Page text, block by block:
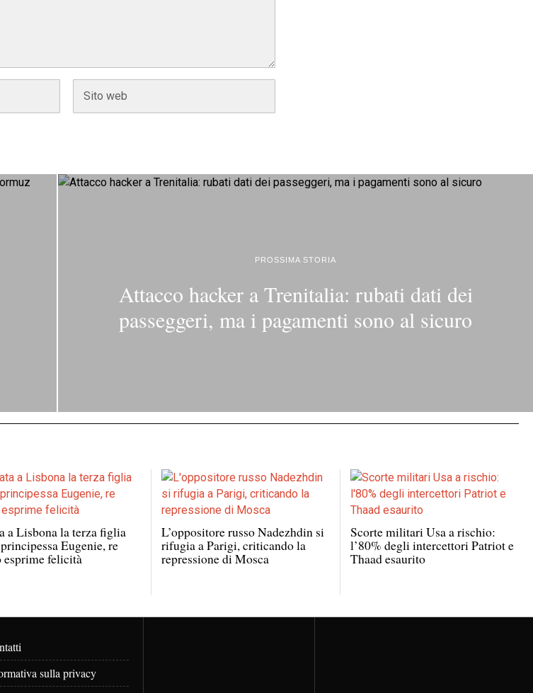
PROSSIMA STORIA
Attacco hacker a Trenitalia: rubati dati dei
passeggeri, ma i pagamenti sono al sicuro
a Lisbona la terza figlia
Eugenie, re
esprime felicità
L’oppositore russo Nadezhdin si
rifugia a Parigi, criticando la
repressione di Mosca
Scorte militari Usa a rischio:
l’80% degli intercettori Patriot e
Thaad esaurito
sulla privacy